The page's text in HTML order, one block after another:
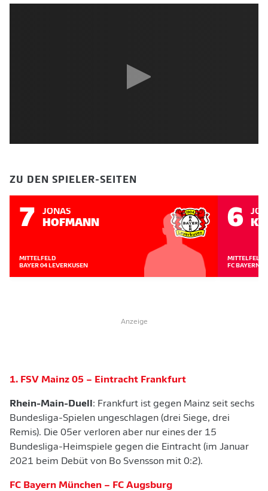
ZU DEN SPIELER-SEITEN
7 JONAS
HOFMANN
MITTELFELD
BAYER 04 LEVERKUSEN
6
MITTELFELD
FC BAYERN
Anzeige
1. FSV Mainz 05 – Eintracht Frankfurt
Rhein-Main-Duell : Frankfurt ist gegen Mainz seit sechs
Bundesliga-Spielen ungeschlagen (drei Siege, drei
Remis). Die 05er verloren aber nur eines der 15
Bundesliga-Heimspiele gegen die Eintracht (im Januar
2021 beim Debüt von Bo Svensson mit 0:2).
FC Bayern München – FC Augsburg